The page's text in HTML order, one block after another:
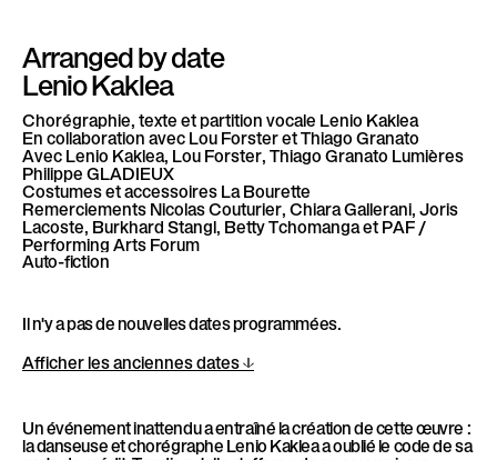
Arranged by date
Lenio Kaklea
Chorégraphie, texte et partition vocale Lenio Kaklea
En collaboration avec Lou Forster et Thiago Granato
Avec Lenio Kaklea, Lou Forster, Thiago Granato Lumières
Philippe GLADIEUX
Costumes et accessoires La Bourette
Remerciements Nicolas Couturier, Chiara Gallerani, Joris
Lacoste, Burkhard Stangl, Betty Tchomanga et PAF /
Performing Arts Forum
Auto-fiction
Il n'y a pas de nouvelles dates programmées.
Afficher les anciennes dates
Un événement inattendu a entraîné la création de cette œuvre :
la danseuse et chorégraphe Lenio Kaklea a oublié le code de sa